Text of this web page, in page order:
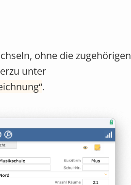
ohne die zugehörigen
unter
.